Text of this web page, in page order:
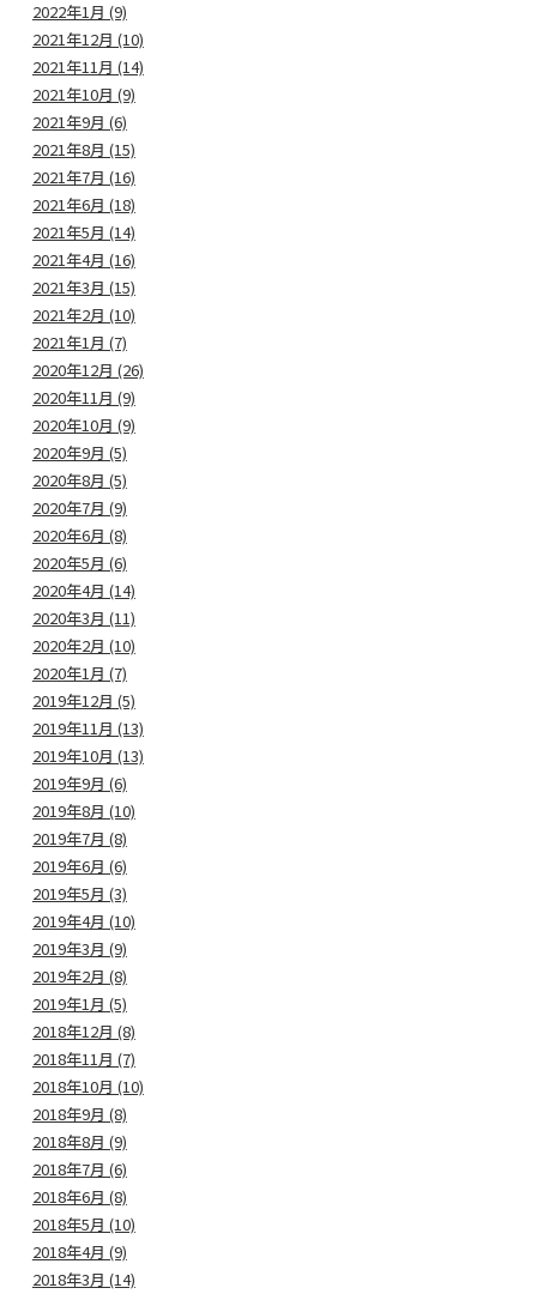
2022年1月 (9)
2021年12月 (10)
2021年11月 (14)
2021年10月 (9)
2021年9月 (6)
2021年8月 (15)
2021年7月 (16)
2021年6月 (18)
2021年5月 (14)
2021年4月 (16)
2021年3月 (15)
2021年2月 (10)
2021年1月 (7)
2020年12月 (26)
2020年11月 (9)
2020年10月 (9)
2020年9月 (5)
2020年8月 (5)
2020年7月 (9)
2020年6月 (8)
2020年5月 (6)
2020年4月 (14)
2020年3月 (11)
2020年2月 (10)
2020年1月 (7)
2019年12月 (5)
2019年11月 (13)
2019年10月 (13)
2019年9月 (6)
2019年8月 (10)
2019年7月 (8)
2019年6月 (6)
2019年5月 (3)
2019年4月 (10)
2019年3月 (9)
2019年2月 (8)
2019年1月 (5)
2018年12月 (8)
2018年11月 (7)
2018年10月 (10)
2018年9月 (8)
2018年8月 (9)
2018年7月 (6)
2018年6月 (8)
2018年5月 (10)
2018年4月 (9)
2018年3月 (14)